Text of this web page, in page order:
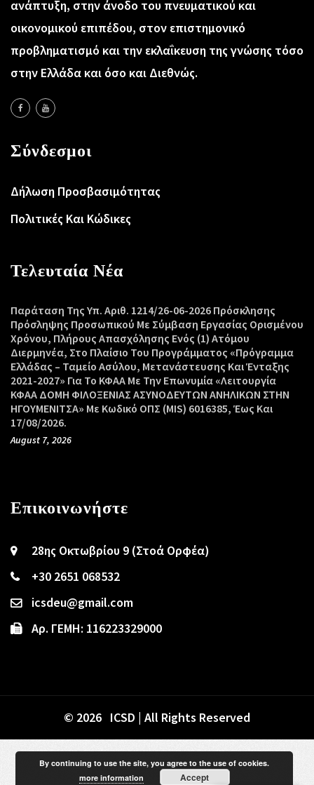
ανάπτυξη, στην άνοδο του πνευματικού και
οικονομικού επιπέδου, στον επιστημονικό
προβληματισμό και την εκλαΐκευση της γνώσης τόσο
στην Ελλάδα και όσο και Διεθνώς.
Σύνδεσμοι
Δήλωση Προσβασιμότητας
Πολιτικές Και Κώδικες
Τελευταία Νέα
Παράταση Της Υπ. Αριθ. 1214/26-06-2026 Πρόσκλησης
Πρόσληψης Προσωπικού Με Σύμβαση Εργασίας Ορισμένου
Χρόνου, Πλήρους Απασχόλησης Ενός (1) Ατόμου
Διερμηνέα, Στο Πλαίσιο Του Προγράμματος «Πρόγραμμα
Ελλάδας – Ταμείο Ασύλου, Μετανάστευσης Και Ένταξης
2021-2027» Για Το ΚΦΑΑ Με Την Επωνυμία «Λειτουργία
ΚΦΑΑ ΔΟΜΗ ΦΙΛΟΞΕΝΙΑΣ ΑΣΥΝΟΔΕΥΤΩΝ ΑΝΗΛΙΚΩΝ ΣΤΗΝ
ΗΓΟΥΜΕΝΙΤΣΑ» Με Κωδικό ΟΠΣ (MIS) 6016385, Έως Και
17/08/2026.
August 7, 2026
Επικοινωνήστε
28ης Οκτωβρίου 9 (Στοά Ορφέα)
+30 2651 068532
icsdeu@gmail.com
Αρ. ΓΕΜΗ: 116223329000
© 2026 ICSD | All Rights Reserved
By continuing to use the site, you agree to the use of cookies.
more information
Accept